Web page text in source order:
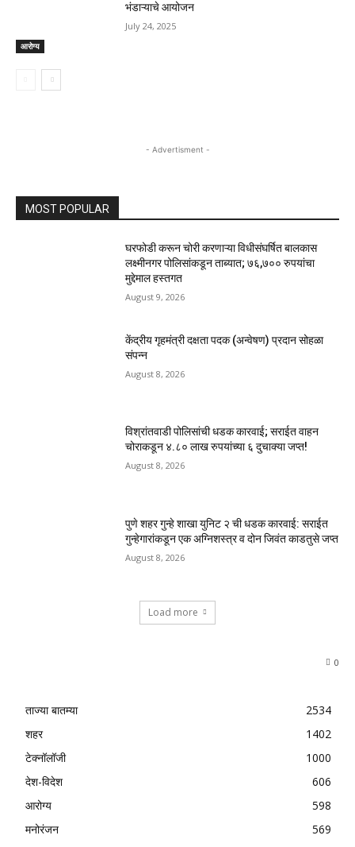
आरोग्य
भंडाऱ्याचे आयोजन
July 24, 2025
- Advertisment -
MOST POPULAR
घरफोडी करून चोरी करणाऱ्या विधीसंघर्षित बालकास
लक्ष्मीनगर पोलिसांकडून ताब्यात; ७६,७०० रुपयांचा
मुद्देमाल हस्तगत
August 9, 2026
केंद्रीय गृहमंत्री दक्षता पदक (अन्वेषण) प्रदान सोहळा
संपन्न
August 8, 2026
विश्रांतवाडी पोलिसांची धडक कारवाई; सराईत वाहन
चोराकडून ४.८० लाख रुपयांच्या ६ दुचाक्या जप्त!
August 8, 2026
पुणे शहर गुन्हे शाखा युनिट २ ची धडक कारवाई: सराईत
गुन्हेगारांकडून एक अग्निशस्त्र व दोन जिवंत काडतुसे जप्त
August 8, 2026
Load more
0
ताज्या बातम्या
2534
शहर
1402
टेक्नॉलॉजी
1000
देश-विदेश
606
आरोग्य
598
मनोरंजन
569